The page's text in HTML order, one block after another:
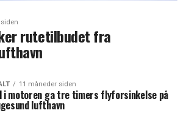
rutetilbudet fra
11 måneder siden
i motoren ga tre timers flyforsinkelse på
lufthavn